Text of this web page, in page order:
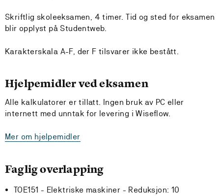
Skriftlig skoleeksamen, 4 timer. Tid og sted for eksamen
blir opplyst på Studentweb.
Karakterskala A-F, der F tilsvarer ikke bestått.
Hjelpemidler ved eksamen
Alle kalkulatorer er tillatt. Ingen bruk av PC eller
internett med unntak for levering i Wiseflow.
Mer om hjelpemidler
Faglig overlapping
TOE151 - Elektriske maskiner - Reduksjon: 10